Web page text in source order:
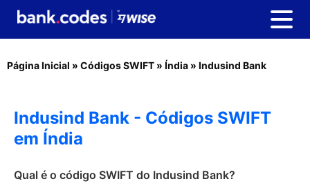
Página Inicial » Códigos SWIFT » Índia » Indusind Bank
Indusind Bank - Códigos SWIFT
em Índia
Qual é o código SWIFT do Indusind Bank?